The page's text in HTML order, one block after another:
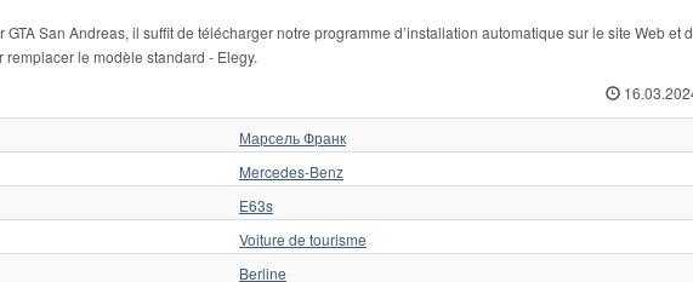
San Andreas, il suffit de télécharger notre programme d’installation automatique sur le site Web et
remplacer le modèle standard - Elegy.
Марсель Франк
Mercedes-Benz
E63s
Voiture de tourisme
Berline